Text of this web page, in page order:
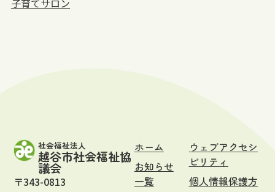
子育てサロン
社会福祉法人
越谷市社会福祉協
議会
〒343-0813
ホーム
お知らせ
一覧
ウェブアクセシ
ビリティ
個人情報保護方